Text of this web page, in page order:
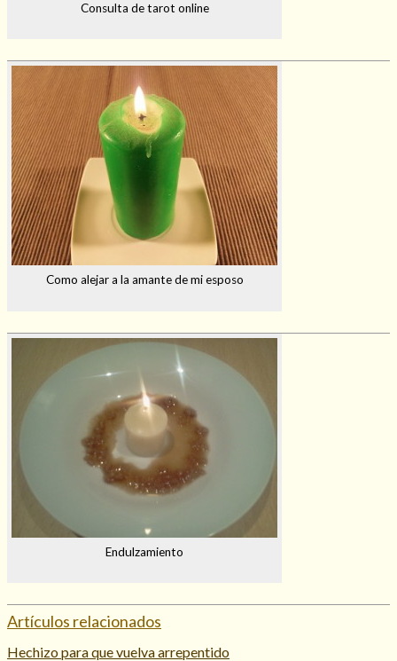
Consulta de tarot online
Como alejar a la amante de mi esposo
Endulzamiento
Artículos relacionados
Hechizo para que vuelva arrepentido